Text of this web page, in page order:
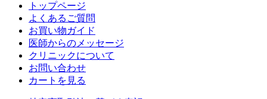
トップページ
よくあるご質問
お買い物ガイド
医師からのメッセージ
クリニックについて
お問い合わせ
カートを見る